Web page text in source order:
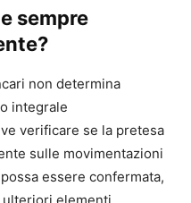
sempre
non determina
integrale
verificare se la pretesa
sulle movimentazioni
essere confermata,